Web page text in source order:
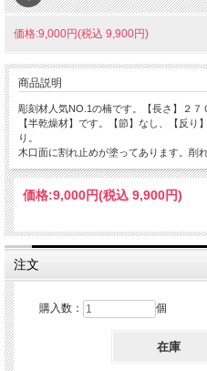
価格:9,000円(税込 9,900円)
商品説明
彫刻材人気NO.1の楠です。【長さ】２７
【半乾燥材】です。【節】なし、【反り
り。
木口面に割れ止めが塗ってあります。削
価格:9,000円(税込 9,900円)
注文
購入数： 個
在庫